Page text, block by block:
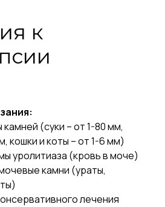
к
(суки – от 1-80 мм,
кошки и коты – от 1-6 мм)
уролитиаза (кровь в моче)
камни (ураты,
лечения